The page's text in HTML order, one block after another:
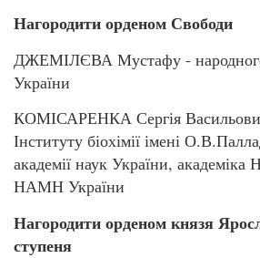
Нагородити орденом Свободи
ДЖЕМІЛЄВА Мустафу -
України
КОМІСАРЕНКА Сергія
Інституту біохімії імені
академії наук України,
НАМН України
Нагородити орденом князя
ступеня